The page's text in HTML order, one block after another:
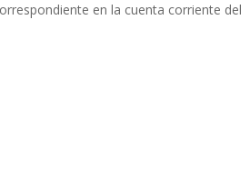
en la cuenta corriente del